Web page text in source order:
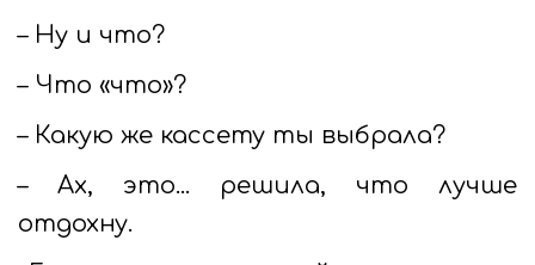
– Ну и что?
– Что «что»?
– Какую же кассету ты выбрала?
– Ах, это... решила, что лучше
отдохну.